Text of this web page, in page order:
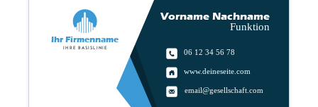
www.deineseite.com
email@gesellschaft.com
06 12 34 56 78
Funktion
Vorname Nachname
Ihr Firmenname
Ihre Basislinie